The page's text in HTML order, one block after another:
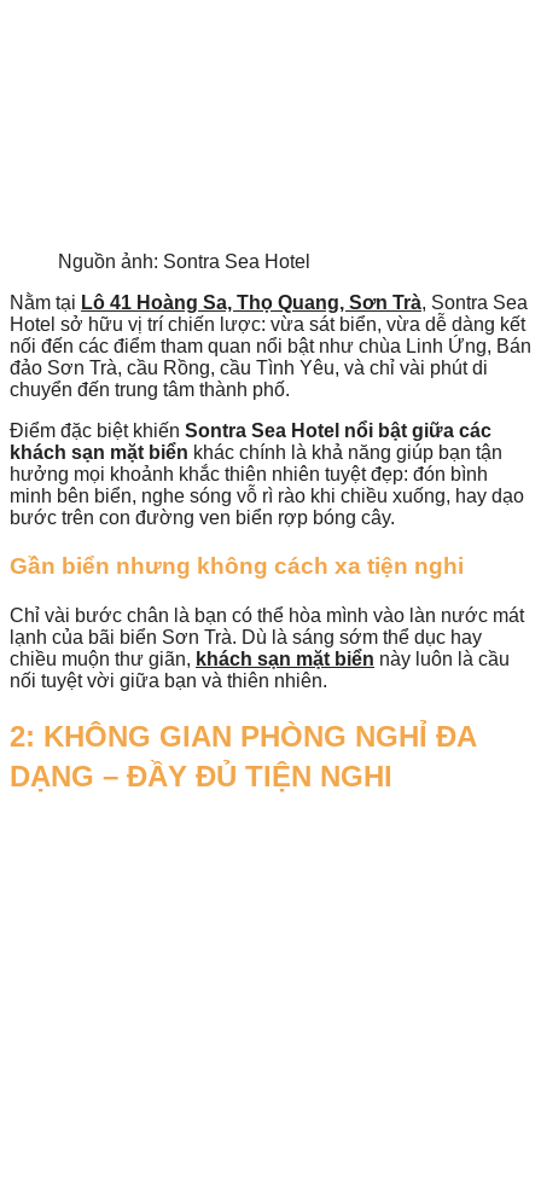
Nguồn ảnh: Sontra Sea Hotel
Nằm tại Lô 41 Hoàng Sa, Thọ Quang, Sơn Trà, Sontra Sea
Hotel sở hữu vị trí chiến lược: vừa sát biển, vừa dễ dàng kết
nối đến các điểm tham quan nổi bật như chùa Linh Ứng, Bán
đảo Sơn Trà, cầu Rồng, cầu Tình Yêu, và chỉ vài phút di
chuyển đến trung tâm thành phố.
Điểm đặc biệt khiến Sontra Sea Hotel nổi bật giữa các
khách sạn mặt biển khác chính là khả năng giúp bạn tận
hưởng mọi khoảnh khắc thiên nhiên tuyệt đẹp: đón bình
minh bên biển, nghe sóng vỗ rì rào khi chiều xuống, hay dạo
bước trên con đường ven biển rợp bóng cây.
Gần biển nhưng không cách xa tiện nghi
Chỉ vài bước chân là bạn có thể hòa mình vào làn nước mát
lạnh của bãi biển Sơn Trà. Dù là sáng sớm thể dục hay
chiều muộn thư giãn, khách sạn mặt biển này luôn là cầu
nối tuyệt vời giữa bạn và thiên nhiên.
2: KHÔNG GIAN PHÒNG NGHỈ ĐA
DẠNG – ĐẦY ĐỦ TIỆN NGHI